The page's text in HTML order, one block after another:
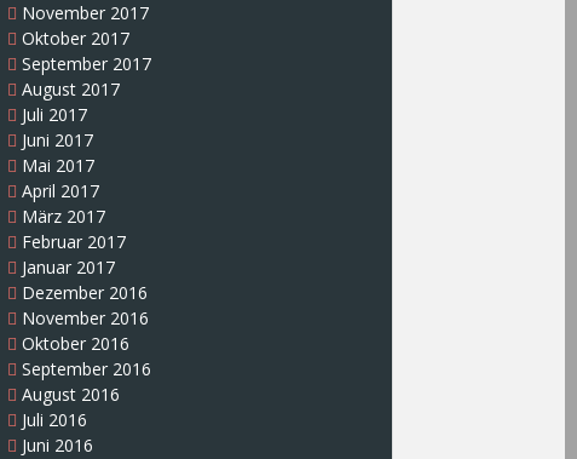
November 2017
Oktober 2017
September 2017
August 2017
Juli 2017
Juni 2017
Mai 2017
April 2017
März 2017
Februar 2017
Januar 2017
Dezember 2016
November 2016
Oktober 2016
September 2016
August 2016
Juli 2016
Juni 2016